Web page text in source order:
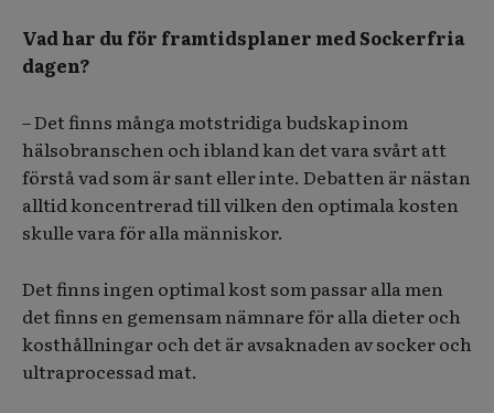
Vad har du för framtidsplaner med Sockerfria
dagen?
– Det finns många motstridiga budskap inom
hälsobranschen och ibland kan det vara svårt att
förstå vad som är sant eller inte. Debatten är nästan
alltid koncentrerad till vilken den optimala kosten
skulle vara för alla människor.
Det finns ingen optimal kost som passar alla men
det finns en gemensam nämnare för alla dieter och
kosthållningar och det är avsaknaden av socker och
ultraprocessad mat.